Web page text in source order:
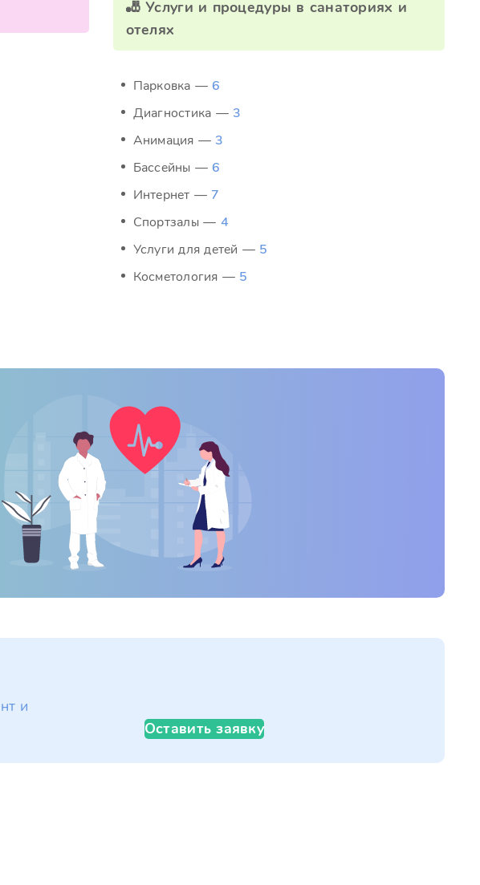
🎳 Услуги и процедуры в санаториях и
отелях
Парковка —6
Диагностика — 3
Анимация — 3
Бассейны —6
Интернет — 7
Спортзалы — 4
Услуги для детей — 5
Косметология — 5
и
Оставить заявку